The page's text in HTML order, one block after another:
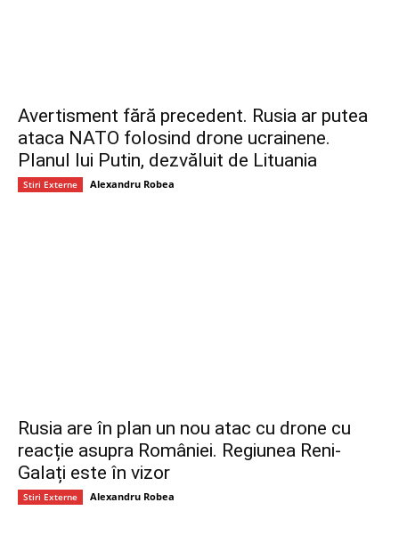
Avertisment fără precedent. Rusia ar putea
ataca NATO folosind drone ucrainene.
Planul lui Putin, dezvăluit de Lituania
Stiri Externe Alexandru Robea
Rusia are în plan un nou atac cu drone cu
reacție asupra României. Regiunea Reni-
Galați este în vizor
Stiri Externe Alexandru Robea